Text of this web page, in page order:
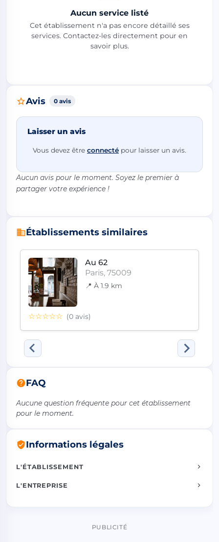
Aucun service listé
Cet établissement n'a pas encore détaillé ses
services. Contactez-les directement pour en
savoir plus.
Avis 0 avis
Laisser un avis
Vous devez être connecté pour laisser un avis.
Aucun avis pour le moment. Soyez le premier à
partager votre expérience !
Établissements similaires
Au 62
Paris, 75009
📍 À 1.9 km
☆☆☆☆☆ (0 avis)
FAQ
Aucune question fréquente pour cet établissement
pour le moment.
Informations légales
L'ÉTABLISSEMENT
L'ENTREPRISE
PUBLICITÉ